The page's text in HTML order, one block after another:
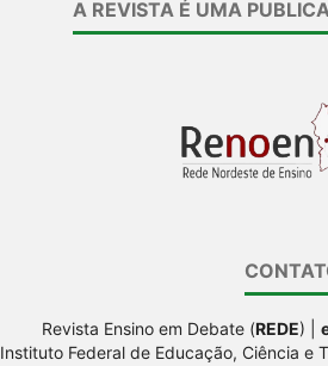
A REVISTA É UMA
Revista Ensino em Debate (REDE) |
Instituto Federal de Educação, Ciência e